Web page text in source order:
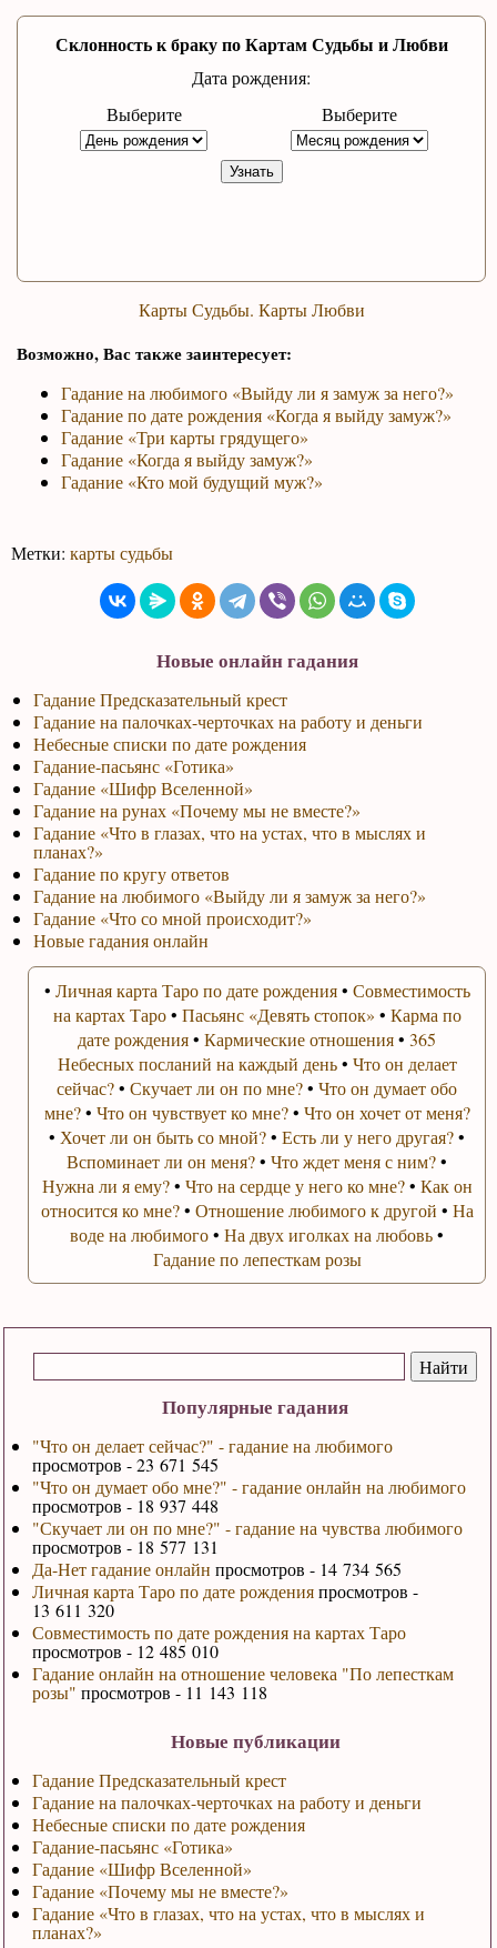
Популярные гадания
"Что он делает сейчас?" - гадание на любимого
просмотров - 23 671 545
"Что он думает обо мне?" - гадание онлайн на любимого
просмотров - 18 937 448
"Скучает ли он по мне?" - гадание на чувства любимого
просмотров - 18 577 131
Да-Нет гадание онлайн просмотров - 14 734 565
Личная карта Таро по дате рожденияпросмотров -
13 611 320
Совместимость по дате рождения на картах Таро
просмотров - 12 485 010
Гадание онлайн на отношение человека "По лепесткам
розы" просмотров - 11 143 118
Новые публикации
Гадание Предсказательный крест
Гадание на палочках-черточках на работу и деньги
Небесные списки по дате рождения
Гадание-пасьянс «Готика»
Гадание «Шифр Вселенной»
Гадание «Почему мы не вместе?»
Гадание «Что в глазах, что на устах, что в мыслях и
планах?»
Склонность к браку по Картам Судьбы и Любви
Дата рождения:
Выберите
Выберите
Узнать
Карты Судьбы. Карты Любви
Возможно, Вас также заинтересует:
Гадание на любимого «Выйду ли я замуж за него?»
Гадание по дате рождения «Когда я выйду замуж?»
Гадание «Три карты грядущего»
Гадание «Когда я выйду замуж?»
Гадание «Кто мой будущий муж?»
Метки:карты судьбы
Новые онлайн гадания
Гадание Предсказательный крест
Гадание на палочках-черточках на работу и деньги
Небесные списки по дате рождения
Гадание-пасьянс «Готика»
Гадание «Шифр Вселенной»
Гадание на рунах «Почему мы не вместе?»
Гадание «Что в глазах, что на устах, что в мыслях и
планах?»
Гадание по кругу ответов
Гадание на любимого «Выйду ли я замуж за него?»
Гадание «Что со мной происходит?»
Новые гадания онлайн
• Личная карта Таро по дате рождения• Совместимость
на картах Таро• Пасьянс «Девять стопок» • Карма по
дате рождения•Кармические отношения•365
Небесных посланий на каждый день• Что он делает
сейчас?•Скучает ли он по мне?•Что он думает обо
мне?• Что он чувствует ко мне?• Что он хочет от меня?
• Хочет ли он быть со мной?•Есть ли у него другая?•
Вспоминает ли он меня?•Что ждет меня с ним?•
Нужна ли я ему?• Что на сердце у него ко мне?• Как он
относится ко мне?• Отношение любимого к другой • На
воде на любимого•На двух иголках на любовь•
Гадание по лепесткам розы